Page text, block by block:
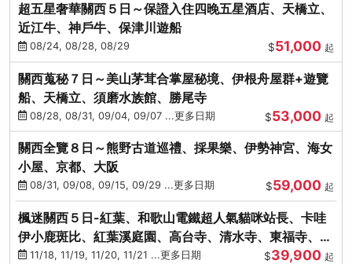
超五星奢華關西５日～保證入住四晚五星酒店、天橋立、
近江牛、神戶牛、保津川遊船
08/24, 08/28, 08/29 $51,000 起
關西蒐秘７日～美山茅茸合掌屋秘境、伊根舟屋群+遊覽
船、天橋立、須磨水族館、勝尾寺
08/28, 08/31, 09/04, 09/07 ...更多日期 $53,000 起
關西全覽８日～熊野古道巡禮、採果樂、伊勢神宮、海女
小屋、京都、大阪
08/31, 09/08, 09/15, 09/29 ...更多日期 $59,000 起
楓迷關西５日-紅葉、和歌山電鐵超人氣貓咪站長、卡哇
伊小鹿斑比、紅葉溪庭園、高台寺、清水寺、東福寺、伊
勢龍蝦+和牛
11/18, 11/19, 11/20, 11/21 ...更多日期 $39,900 起